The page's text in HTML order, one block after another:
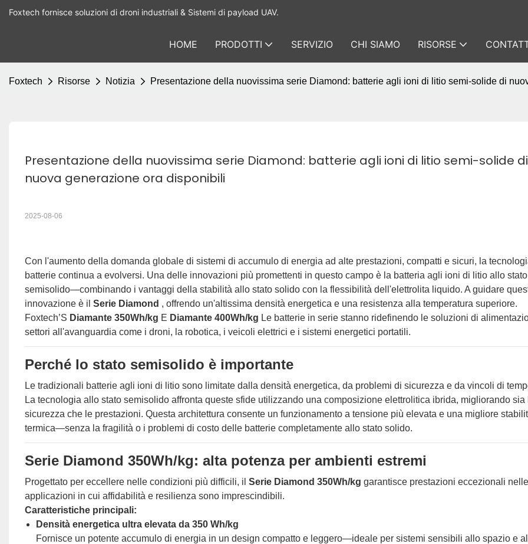
Foxtech fornisce soluzioni di droni industriali & Sistemi di payload UAV.
HOME PRODOTTI SERVIZIO CHI SIAMO RISORSE
Foxtech Risorse Notizia Presentazione della nuovissima serie Diamond: batterie agli ioni di litio semi-solide di
Presentazione della nuovissima serie Diamond: batterie agli ioni di litio semi-solide di
nuova generazione ora disponibili
2025-08-06
Con l'aumento della domanda globale di sistemi di accumulo di energia ad alte prestazioni, compatti e sicuri, la
batterie continua a evolversi. Una delle innovazioni più promettenti in questo campo è la batteria agli ioni di litio allo stato
semisolido—combinando i vantaggi della stabilità allo stato solido con la flessibilità dell'elettrolita liquido. A guidare
innovazione è il Serie Diamond , offrendo un'altissima densità energetica e una resistenza alla temperatura superiore.
Foxtech’S Diamante 350Wh/kg E Diamante 400Wh/kg Le batterie in serie stanno ridefinendo le soluzioni di
settori all'avanguardia come i droni, la robotica, i veicoli elettrici e i sistemi energetici portatili.
Perché lo stato semisolido è importante
Le tradizionali batterie agli ioni di litio sono limitate dalla densità energetica, da problemi di sicurezza e da vincoli di
La tecnologia allo stato semisolido affronta queste sfide utilizzando una composizione elettrolitica ibrida, migliorando sia
sicurezza che le prestazioni. Questa architettura consente un funzionamento a tensione più elevata e una migliore
termica—senza la fragilità o i problemi di costo delle batterie completamente allo stato solido.
Serie Diamond 350Wh/kg: alta potenza per ambienti estremi
Progettato per eccellere nelle condizioni più difficili, il Serie Diamond 350Wh/kg garantisce prestazioni eccezionali nelle
applicazioni in cui affidabilità e resilienza sono imprescindibili.
Caratteristiche principali:
Densità energetica ultra elevata da 350 Wh/kg
Fornisce un potente accumulo di energia in un design compatto e leggero—ideale per sistemi sensibili allo spazio e